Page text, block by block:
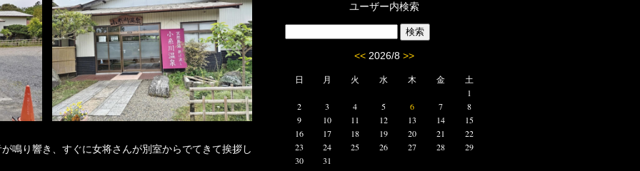
鳴り響き、すぐに女将さんが別室からでてきて挨拶し
ユーザー内検索
<< 2026/8 >>
日 月 火 水 木 金
土
1
2
3 4 5 6 7
8
9
10 11 12 13 14
15
16
17 18 19 20 21
22
23
24 25 26 27 28
29
30
31